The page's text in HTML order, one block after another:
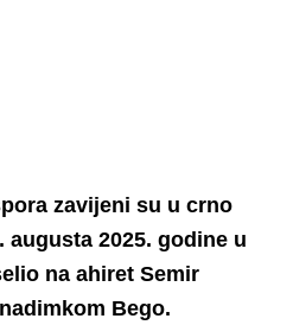
zavijeni su u crno
augusta 2025. godine u
na ahiret Semir
Bego.